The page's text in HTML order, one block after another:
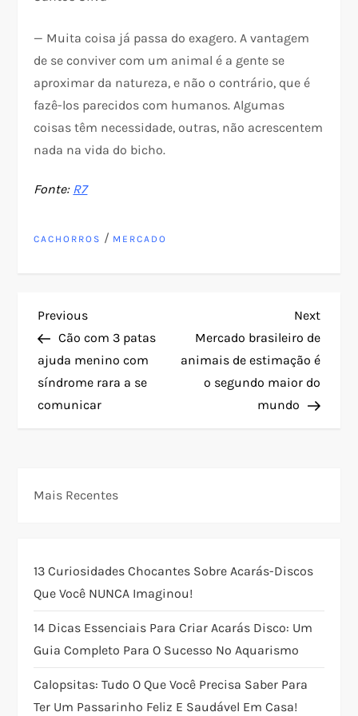
— Muita coisa já passa do exagero. A vantagem
de se conviver com um animal é a gente se
aproximar da natureza, e não o contrário, que é
fazê-los parecidos com humanos. Algumas
coisas têm necessidade, outras, não acrescentem
nada na vida do bicho.
Fonte: R7
CACHORROS / MERCADO
N
a
v
a
ã
o
d
e
Previous
Post
Previous
Cão com 3 patas
ajuda menino com
síndrome rara a se
comunicar
Next
Post
Next
Mercado brasileiro de
animais de estimação é
o segundo maior do
mundo
Mais Recentes
13 Curiosidades Chocantes Sobre Acarás-Discos
Que Você NUNCA Imaginou!
14 Dicas Essenciais Para Criar Acarás Disco: Um
Guia Completo Para O Sucesso No Aquarismo
Calopsitas: Tudo O Que Você Precisa Saber Para
Ter Um Passarinho Feliz E Saudável Em Casa!